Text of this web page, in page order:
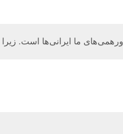
ما ایرانی‌ها است.